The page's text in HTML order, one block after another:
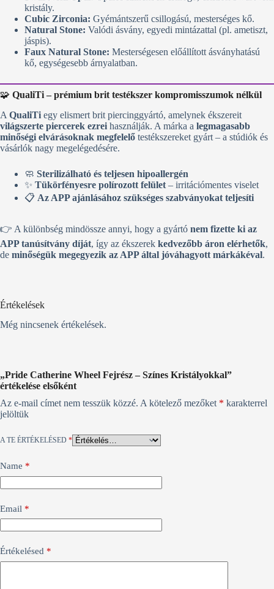
kristály.
Cubic Zirconia: Gyémántszerű csillogású, mesterséges kő.
Natural Stone: Valódi ásvány, egyedi mintázattal (pl. ametiszt,
jáspis).
Faux Natural Stone: Mesterségesen előállított ásványhatású
kő, egységesebb árnyalatban.
🧩 QualiTi – prémium brit testékszer kompromisszumok nélkül
A QualiTi egy elismert brit piercinggyártó, amelynek ékszereit
világszerte piercerek ezrei használják. A márka a legmagasabb
minőségi elvárásoknak megfelelő testékszereket gyárt – a stúdiók és
vásárlók nagy megelégedésére.
🧼 Sterilizálható és teljesen hipoallergén
✨ Tükörfényesre polírozott felület – irritációmentes viselet
📋 Az APP ajánlásához szükséges szabványokat teljesíti
👉 A különbség mindössze annyi, hogy a gyártó nem fizette ki az
APP tanúsítvány díját, így az ékszerek kedvezőbb áron elérhetők,
de minőségük megegyezik az APP által jóváhagyott márkákéval.
Értékelések
Még nincsenek értékelések.
„Pride Catherine Wheel Fejrész – Színes Kristályokkal”
értékelése elsőként
Az e-mail címet nem tesszük közzé. A kötelező mezőket * karakterrel
jelöltük
A TE ÉRTÉKELÉSED *
Name *
Email *
Értékelésed *